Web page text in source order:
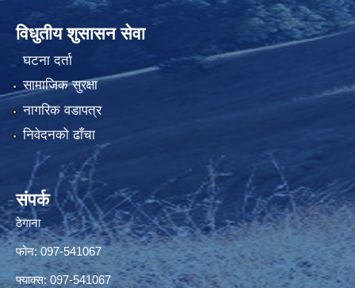
विधुतीय शुसासन सेवा
घटना दर्ता
सामाजिक सुरक्षा
नागरिक वडापत्र
निवेदनको ढाँचा
संपर्क
ठेगाना
फोन: 097-541067
फ्याक्स: 097-541067